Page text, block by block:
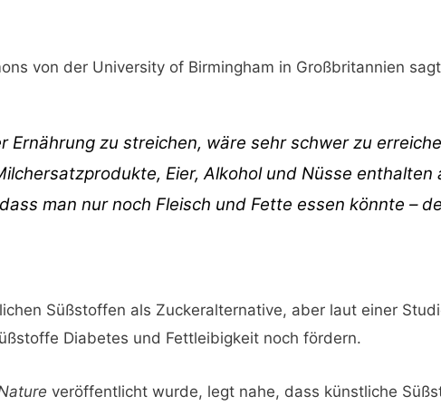
von der University of Birmingham in Großbritannien
Ernährung zu streichen, wäre sehr schwer zu
Eier, Alkohol und Nüsse enthalten
man nur noch Fleisch und Fette essen könnte –
Süßstoffen als Zuckeralternative, aber laut einer
Diabetes und Fettleibigkeit noch fördern.
veröffentlicht wurde, legt nahe, dass künstliche